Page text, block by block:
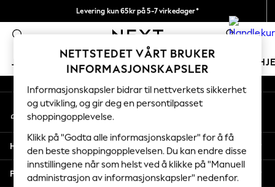
Levering kun 65kr på 5-7 virkedager*
Vi betaler alle tollavgifter 0
JENTER GUTTER BABY KVINNER
GIRLS
New In
50 - 92cm
98 - 110cm
116 - 134cm
140 - 174cm
Trending: Top & Short Sets
An error occurred on client
Våre sosiale nettverk
Min konto
Logg inn på kontoen din
Hjelp
Personvern & Juridisk
NETTSTEDET VÅRT BRUKER
INFORMASJONSKAPSLER
Informasjonskapsler bidrar til nettverkets sikkerhet
og utvikling, og gir deg en persontilpasset
shoppingopplevelse.
Klikk på "Godta alle informasjonskapsler" for å få
den beste shoppingopplevelsen. Du kan endre disse
innstillingene når som helst ved å klikke på "Manuell
administrasjon av informasjonskapsler" nedenfor.